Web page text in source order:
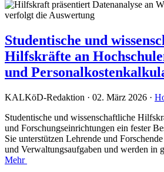
Studentische und
Hilfskräfte an
und
KALKöD-Redaktion · 02. März 2026 ·
Studentische und wissenschaftliche
und Forschungseinrichtungen ein fester
Sie unterstützen Lehrende und
und Verwaltungsaufgaben und werden in
Mehr